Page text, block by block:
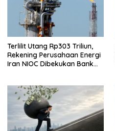
Terlilit Utang Rp303 Triliun,
Rekening Perusahaan Energi
Iran NIOC Dibekukan Bank